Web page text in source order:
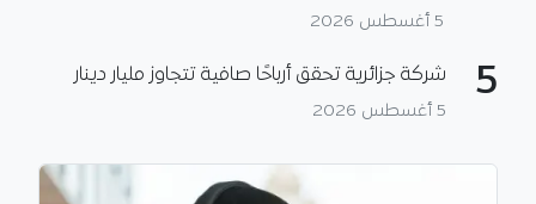
5 أغسطس 2026
5 شركة جزائرية تحقق أرباحًا صافية تتجاوز مليار دينار
5 أغسطس 2026